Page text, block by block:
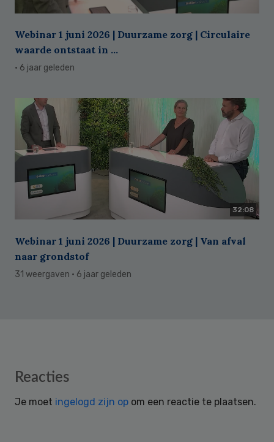
Webinar 1 juni 2026 | Duurzame zorg | Circulaire
waarde ontstaat in ...
· 6 jaar geleden
32:08
Webinar 1 juni 2026 | Duurzame zorg | Van afval
naar grondstof
31 weergaven · 6 jaar geleden
Reader
Reacties
Je moet ingelogd zijn op om een reactie te plaatsen.